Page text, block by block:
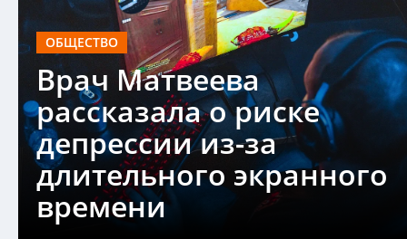
ОБЩЕСТВО
Врач Матвеева
рассказала о риске
депрессии из-за
длительного экранного
времени